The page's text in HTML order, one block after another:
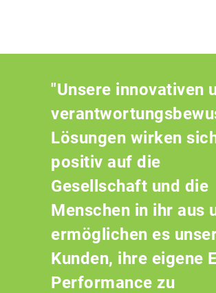
"Unsere innovativen
Lösungen wirken
positiv auf die
Gesellschaft und die
Menschen in ihr aus
ermöglichen es
Kunden, ihre eigene
Performance zu